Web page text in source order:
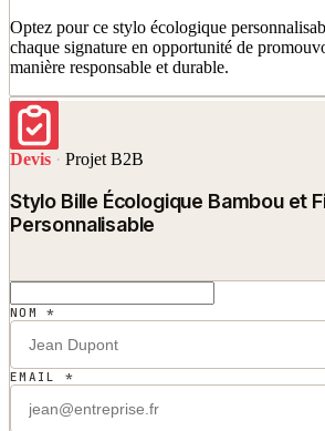
Optez pour ce stylo écologique
chaque signature en opportunité de
manière responsable et durable.
Devis · Projet B2B
Stylo Bille Écologique Bambou et
Personnalisable
NOM *
EMAIL *